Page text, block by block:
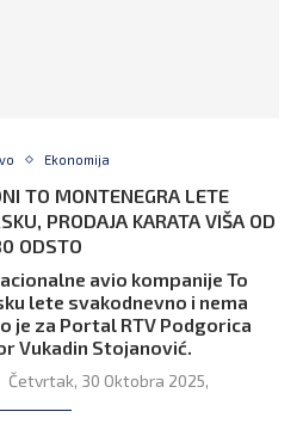
Ekonomija
TO MONTENEGRA LETE
PRODAJA KARATA VIŠA OD
ODSTO
avio kompanije To
lete svakodnevno i nema
je za Portal RTV Podgorica
Vukadin Stojanović.
Četvrtak, 30 Oktobra 2025,